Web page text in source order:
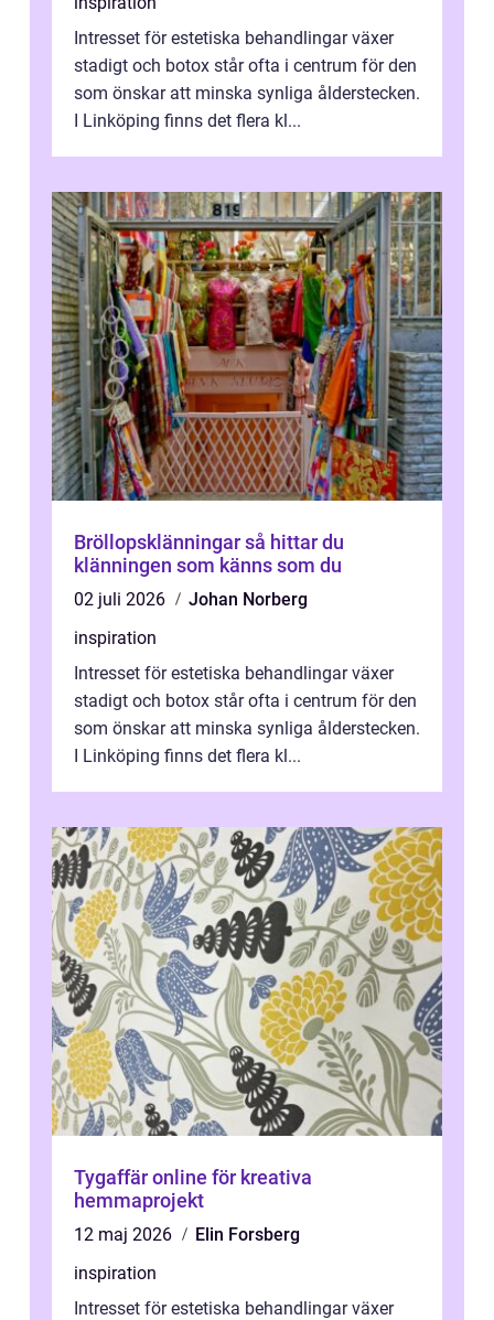
Intresset för estetiska behandlingar växer
stadigt och botox står ofta i centrum för den
som önskar att minska synliga ålderstecken.
I Linköping finns det flera kl...
Bröllopsklänningar så hittar du
klänningen som känns som du
02 juli 2026
Johan Norberg
inspiration
Intresset för estetiska behandlingar växer
stadigt och botox står ofta i centrum för den
som önskar att minska synliga ålderstecken.
I Linköping finns det flera kl...
Tygaffär online för kreativa
hemmaprojekt
12 maj 2026
Elin Forsberg
inspiration
Intresset för estetiska behandlingar växer